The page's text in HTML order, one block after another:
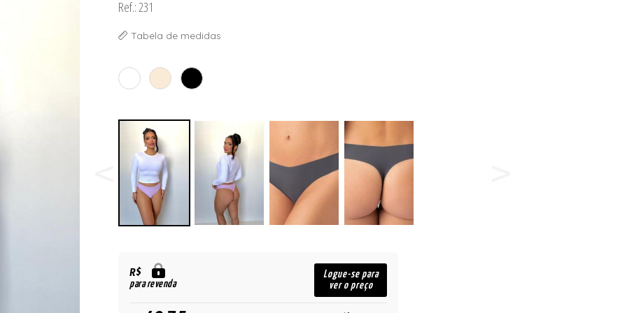
Ref.: 231
Tabela de medidas
R$
para revenda
Logue-se para
ver o preço